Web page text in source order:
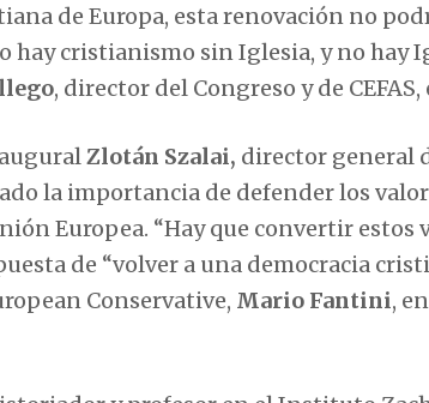
de Europa, esta renovación no
hay cristianismo sin Iglesia, y no hay
, director del Congreso y de
Zlotán Szalai, director general
la importancia de defender los
Europea. “Hay que convertir estos
de “volver a una democracia
Conservative, Mario Fantini,